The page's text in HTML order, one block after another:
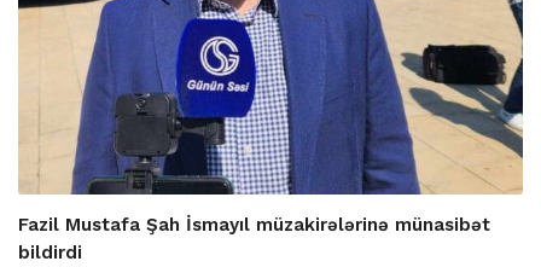
Fazil Mustafa Şah İsmayıl müzakirələrinə münasibət
bildirdi